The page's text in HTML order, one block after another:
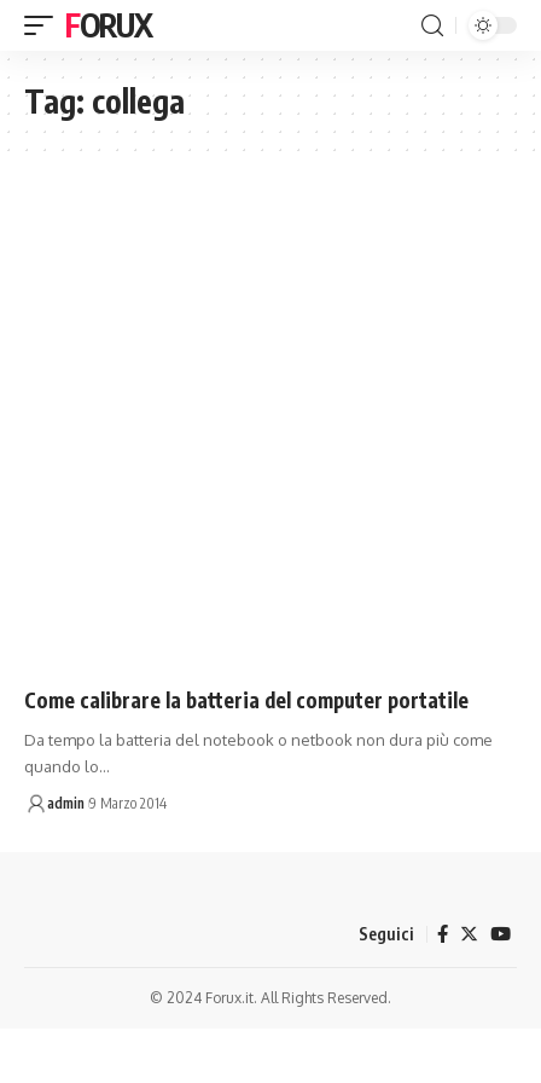
FORUX
Tag: collega
Come calibrare la batteria del computer portatile
Da tempo la batteria del notebook o netbook non dura più come
quando lo…
admin 9 Marzo 2014
Seguici
© 2024 Forux.it. All Rights Reserved.